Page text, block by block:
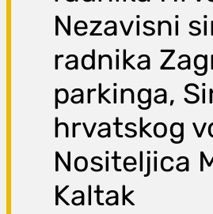
Nezavisni
radnika
parkinga,
hrvatskog
Nositeljica
Kaltak